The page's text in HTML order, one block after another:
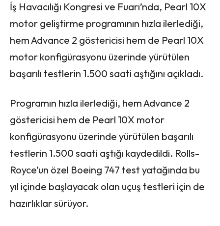
İş Havacılığı Kongresi ve Fuarı’nda, Pearl 10X
motor geliştirme programının hızla ilerlediği,
hem Advance 2 göstericisi hem de Pearl 10X
motor konfigürasyonu üzerinde yürütülen
başarılı testlerin 1.500 saati aştığını açıkladı.
Programın hızla ilerlediği, hem Advance 2
göstericisi hem de Pearl 10X motor
konfigürasyonu üzerinde yürütülen başarılı
testlerin 1.500 saati aştığı kaydedildi. Rolls-
Royce’un özel Boeing 747 test yatağında bu
yıl içinde başlayacak olan uçuş testleri için de
hazırlıklar sürüyor.